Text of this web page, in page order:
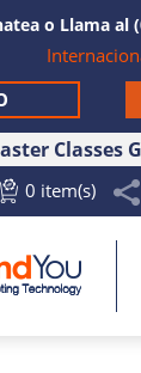
o Llama al
Classes
0 item(s)